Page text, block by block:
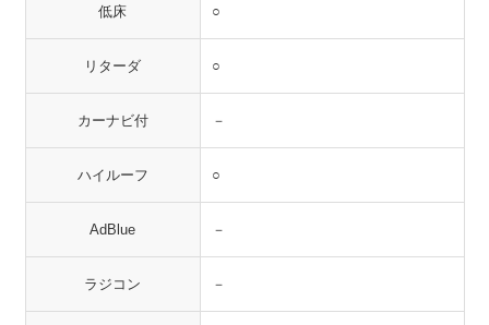
低床 ○
リターダ ○
カーナビ付 －
ハイルーフ ○
AdBlue －
ラジコン －